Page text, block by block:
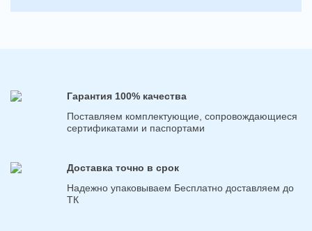
Гарантия 100% качества
Поставляем комплектующие, сопровождающиеся
сертификатами и паспортами
Доставка точно в срок
Надежно упаковываем Бесплатно доставляем до
ТК